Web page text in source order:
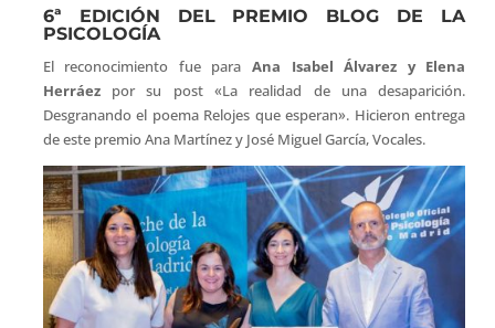
6ª EDICIÓN DEL PREMIO BLOG DE LA
PSICOLOGÍA
El reconocimiento fue para Ana Isabel Álvarez y Elena
Herráez por su post «La realidad de una desaparición.
Desgranando el poema Relojes que esperan». Hicieron entrega
de este premio Ana Martínez y José Miguel García, Vocales.